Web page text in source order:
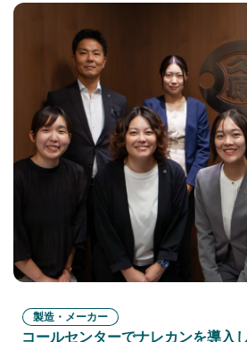
製造・メーカー
コールセンターでナレカンを導入